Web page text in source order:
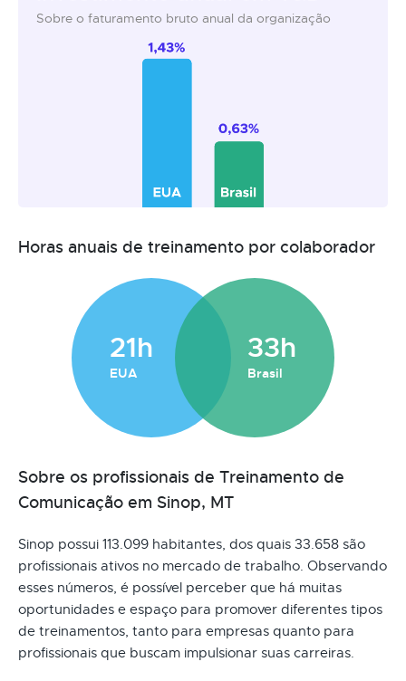
Sobre o faturamento bruto anual da organização
Horas anuais de treinamento por colaborador
21h
EUA
33h
Brasil
Sobre os profissionais de Treinamento de
Comunicação em Sinop, MT
Sinop possui 113.099 habitantes, dos quais 33.658 são
profissionais ativos no mercado de trabalho. Observando
esses números, é possível perceber que há muitas
oportunidades e espaço para promover diferentes tipos
de treinamentos, tanto para empresas quanto para
profissionais que buscam impulsionar suas carreiras.